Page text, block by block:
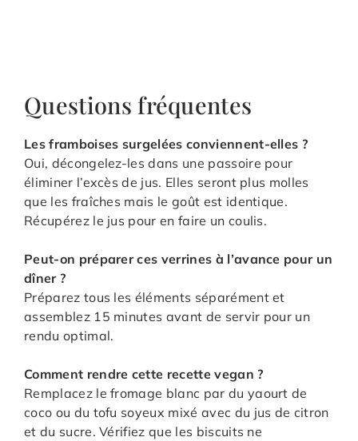
Questions fréquentes
Les framboises surgelées conviennent-elles ?
Oui, décongelez-les dans une passoire pour
éliminer l’excès de jus. Elles seront plus molles
que les fraîches mais le goût est identique.
Récupérez le jus pour en faire un coulis.
Peut-on préparer ces verrines à l’avance pour un
dîner ?
Préparez tous les éléments séparément et
assemblez 15 minutes avant de servir pour un
rendu optimal.
Comment rendre cette recette vegan ?
Remplacez le fromage blanc par du yaourt de
coco ou du tofu soyeux mixé avec du jus de citron
et du sucre. Vérifiez que les biscuits ne